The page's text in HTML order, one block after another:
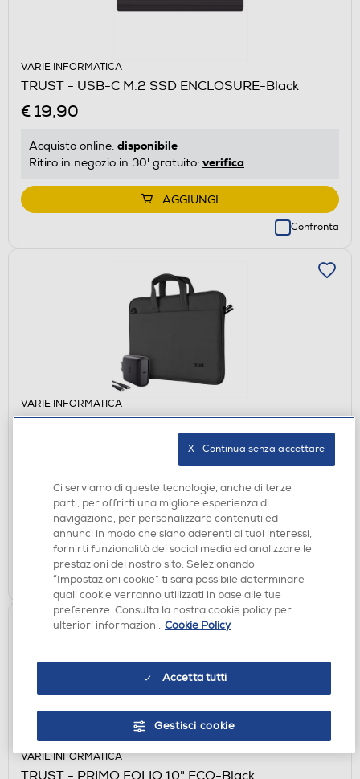
VARIE INFORMATICA
TRUST - USB-C M.2 SSD ENCLOSURE-Black
€ 19,90
Acquisto online: disponibile
Ritiro in negozio in 30' gratuito: verifica
AGGIUNGI
Confronta
VARIE INFORMATICA
TRUST - Borsa per laptop e caricabatterie 65W
Acquisto online:disponibile
Ritiro in negozio in 30' gratuito:verifica
AGGIUNGI
Confronta
VARIE INFORMATICA
TRUST - PRIMO FOLIO 10" ECO-Black
Ci serviamo di queste tecnologie, anche di terze
parti, per offrirti una migliore esperienza di
navigazione, per personalizzare contenuti ed
annunci in modo che siano aderenti ai tuoi interessi,
fornirti funzionalità dei social media ed analizzare le
prestazioni del nostro sito. Selezionando
“Impostazioni cookie” ti sarà possibile determinare
quali cookie verranno utilizzati in base alle tue
preferenze. Consulta la nostra cookie policy per
ulteriori informazioni. Cookie Policy
Accetta tutti
Gestisci cookie
X   Continua senza accettare